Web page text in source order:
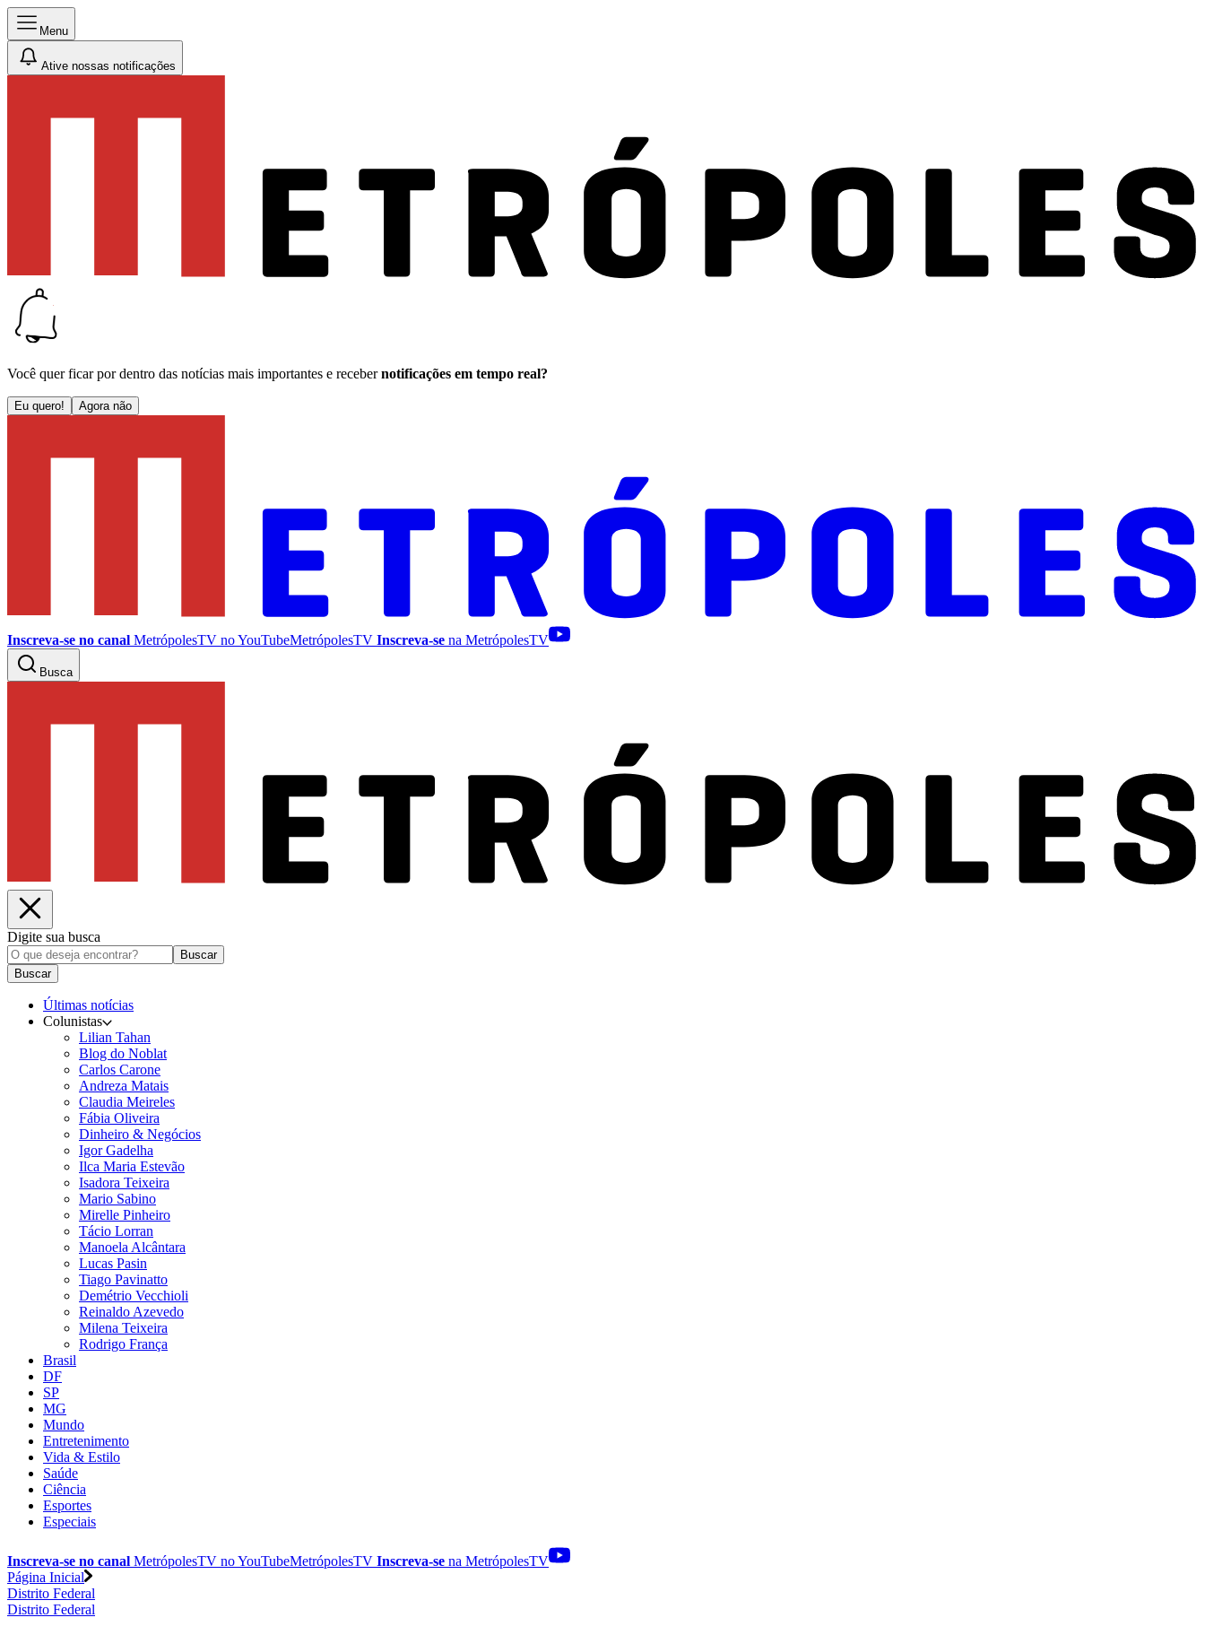
Menu
Ative nossas notificações
Você quer ficar por dentro das notícias mais importantes e receber notificações em tempo real?
Eu quero! Agora não
Inscreva-se no canal MetrópolesTV noYouTubeMetrópolesTV Inscreva-se na MetrópolesTV
Busca
Digite sua busca
Buscar
Buscar
Últimas notícias
Colunistas
Lilian Tahan
Blog do Noblat
Carlos Carone
Andreza Matais
Claudia Meireles
Fábia Oliveira
Dinheiro & Negócios
Igor Gadelha
Ilca Maria Estevão
Isadora Teixeira
Mario Sabino
Mirelle Pinheiro
Tácio Lorran
Manoela Alcântara
Lucas Pasin
Tiago Pavinatto
Demétrio Vecchioli
Reinaldo Azevedo
Milena Teixeira
Rodrigo França
Brasil
DF
SP
MG
Mundo
Entretenimento
Vida & Estilo
Saúde
Ciência
Esportes
Especiais
Inscreva-se no canal MetrópolesTV noYouTubeMetrópolesTV Inscreva-se na MetrópolesTV
Página Inicial
Distrito Federal
Distrito Federal